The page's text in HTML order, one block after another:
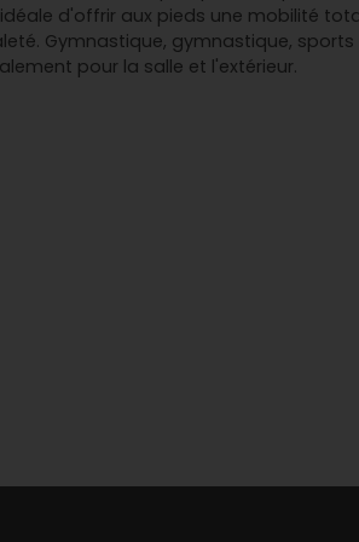
d'offrir aux pieds une mobilité
Gymnastique, gymnastique,
pour la salle et l'extérieur.